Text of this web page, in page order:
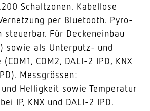
Schaltzonen. Kabellose
per Bluetooth. Pyro-
steuerbar. Für Deckeneinbau
sowie als Unterputz- und
COM2, DALI-2 IPD, KNX
Messgrössen:
Helligkeit sowie Temperatur
IP, KNX und DALI-2 IPD.